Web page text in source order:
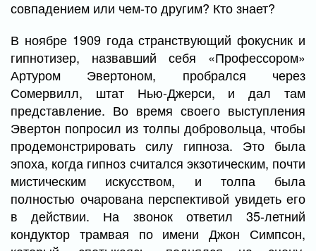
совпадением или чем-то другим? Кто знает?
В ноябре 1909 года странствующий фокусник и
гипнотизер, назвавший себя «Профессором»
Артуром Эвертоном, пробрался через
Сомервилл, штат Нью-Джерси, и дал там
представление. Во время своего выступления
Эвертон попросил из толпы добровольца, чтобы
продемонстрировать силу гипноза. Это была
эпоха, когда гипноз считался экзотическим, почти
мистическим искусством, и толпа была
полностью очарована перспективой увидеть его
в действии. На звонок ответил 35-летний
кондуктор трамвая по имени Джон Симпсон,